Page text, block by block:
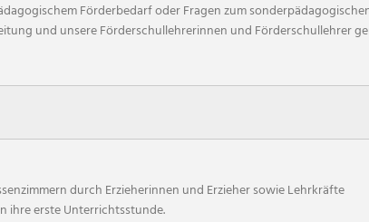
Förderbedarf oder Fragen zum
und unsere Förderschullehrerinnen und Förderschullehrer
durch Erzieherinnen und Erzieher sowie Lehrkräfte
ihre erste Unterrichtsstunde.